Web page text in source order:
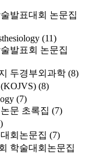
발표대회 논문집
(11)
발표회 논문집
두경부외과학 (8)
(8)
(7)
문 초록집 (7)
회논문집 (7)
학술대회논문집